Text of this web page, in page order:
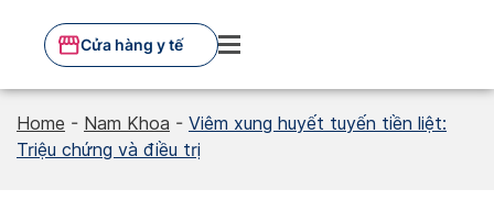
content
Cửa hàng y tế
Home - Nam Khoa - Viêm xung huyết tuyến tiền liệt:
Triệu chứng và điều trị